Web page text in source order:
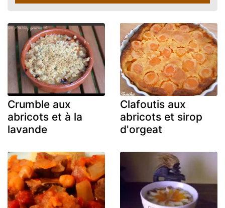
Crumble aux
abricots et à la
lavande
Clafoutis aux
abricots et sirop
d'orgeat